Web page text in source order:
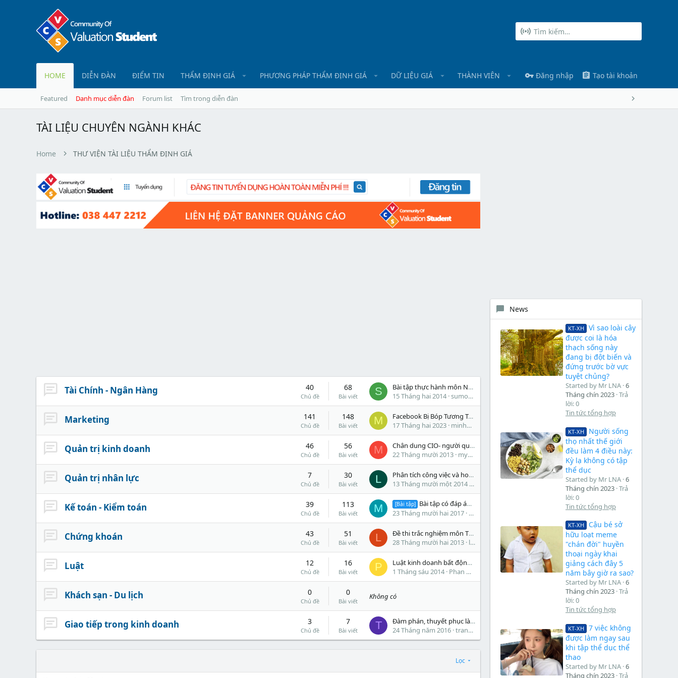
HOME DIỄN ĐÀN ĐIỂM TIN THẨM ĐỊNH GIÁ PHƯƠNG PHÁP THẨM ĐỊNH GIÁ DỮ LIỆU GIÁ THÀNH VIÊN Đăng nhập Tạo tài khoản
Featured Danh mục diễn đàn Forum list Tìm trong diễn đàn
TÀI LIỆU CHUYÊN NGÀNH KHÁC
Home THƯ VIỆN TÀI LIỆU THẨM ĐỊNH GIÁ
Tài Chính - Ngân Hàng 40
Chủ đề
68
Bài viết S
Bài tập thực hành môn Ngân hàng Thương mại
15 Tháng hai 2014 sumo654
Marketing 141
Chủ đề
148
Bài viết M
Facebook Bị Bóp Tương Tác Tại Vì Sao
17 Tháng hai 2023 minhmkt
Quản trị kinh doanh 46
Chủ đề
56
Bài viết M
Chân dung CIO- người quản lý thông tin
22 Tháng mười 2013 mybeast
Quản trị nhân lực 7
Chủ đề
30
Bài viết L
Phân tích công việc và hoạch định nguồn nhân lực
13 Tháng mười một 2014
Lá Nhỏ
Kế toán - Kiểm toán 39
Chủ đề
113
Bài viết M [Bài tập] Bài tập có đáp án môn kiểm toán tài chính
23 Tháng mười hai 2017 MAiMaiai
Chứng khoán 43
Chủ đề
51
Bài viết L
Đề thi trắc nghiệm môn Thị trường chứng khoán Đại học Ngoại thương (có đáp án, lời giải)
28 Tháng mười hai 2013 luong12345
Luật 12
Chủ đề
16
Bài viết P
Luật kinh doanh bất động sản
1 Tháng sáu 2014 Phan Huyền
Khách sạn - Du lịch 0
Chủ đề
0
Bài viết
Không có
Giao tiếp trong kinh doanh 3
Chủ đề
7
Bài viết T
Đàm phán, thuyết phục là một nghệ thuật kinh doanh
24 Tháng năm 2016 trancuongtd
Lọc
News
KT-XH
Vì sao loài cây
được coi là hóa
thạch sống này
đang bị đột biến và
đứng trước bờ vực
tuyệt chủng?
Started by Mr LNA 6
Tháng chín 2023 Trả
lời: 0
Tin tức tổng hợp
KT-XH
Người sống
thọ nhất thế giới
đều làm 4 điều này:
Kỳ lạ không có tập
thể dục
Started by Mr LNA 6
Tháng chín 2023 Trả
lời: 0
Tin tức tổng hợp
KT-XH
Cậu bé sở
hữu loạt meme
"chán đời" huyền
thoại ngày khai
giảng cách đây 5
năm bây giờ ra sao?
Started by Mr LNA 6
Tháng chín 2023 Trả
lời: 0
Tin tức tổng hợp
KT-XH
7 việc không
được làm ngay sau
khi tập thể dục thể
thao
Started by Mr LNA 6
Tháng chín 2023 Trả